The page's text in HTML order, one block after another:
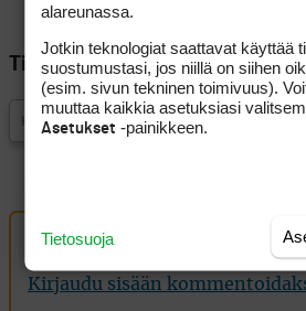
Tilaa Golfpisteen uutiskirje
Oma kommentti
Kirjaudu sisään
alareunassa.
Jotkin teknologiat saattavat käyttää
suostumustasi, jos niillä on siihen
(esim. sivun tekninen toimivuus).
muuttaa kaikkia asetuksiasi
Asetukset -painikkeen.
Tietosuoja